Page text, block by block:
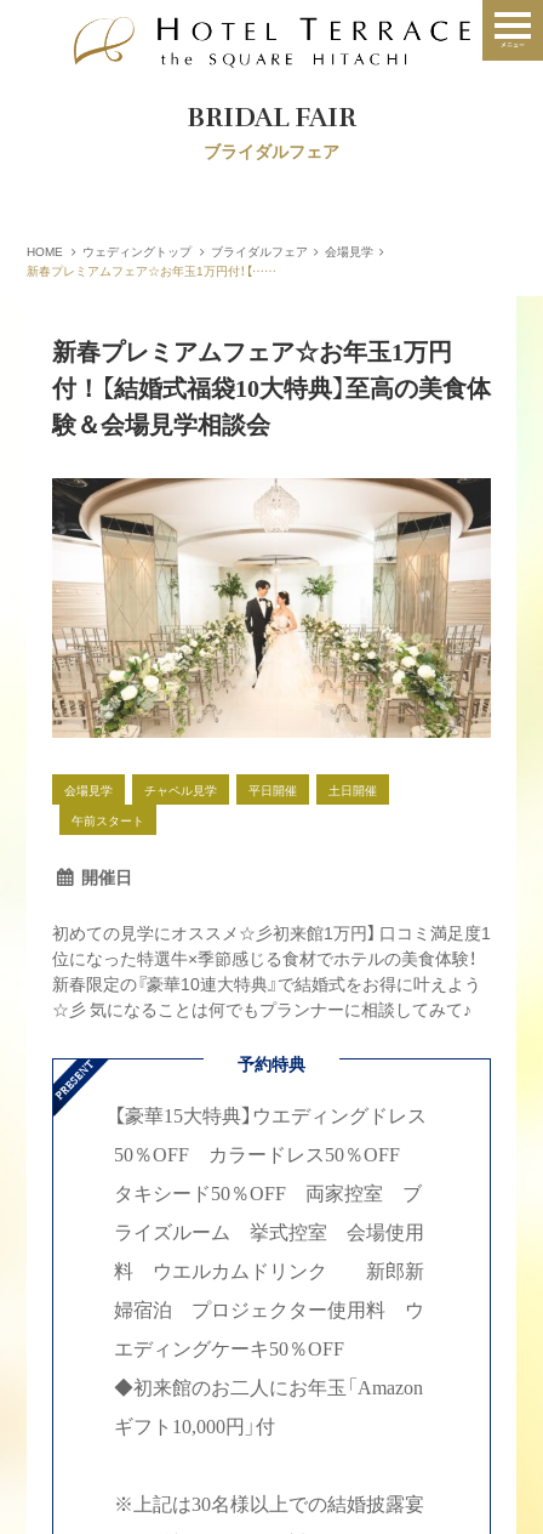
BRIDAL FAIR
ブライダルフェア
HOME ウェディングトップ ブライダルフェア
会場見学
新春プレミアムフェア☆お年玉1万円付！【……
新春プレミアムフェア☆お年玉1万円
付！【結婚式福袋10大特典】至高の美食体
験＆会場見学相談会
会場見学 チャペル見学 平日開催
土日開催
午前スタート
開催日
初めての見学にオススメ☆彡初来館1万円】 口コミ満足度1
位になった特選牛×季節感じる食材でホテルの美食体験！
新春限定の『豪華10連大特典』で結婚式をお得に叶えよう
☆彡 気になることは何でもプランナーに相談してみて♪
予約特典
【豪華15大特典】ウエディングドレス
50％OFF カラードレス50％OFF
タキシード50％OFF 両家控室 ブ
ライズルーム 挙式控室 会場使用
料 ウエルカムドリンク 新郎新
婦宿泊 プロジェクター使用料 ウ
エディングケーキ50％OFF
◆初来館のお二人にお年玉「Amazon
ギフト10,000円」付
※上記は30名様以上での結婚披露宴